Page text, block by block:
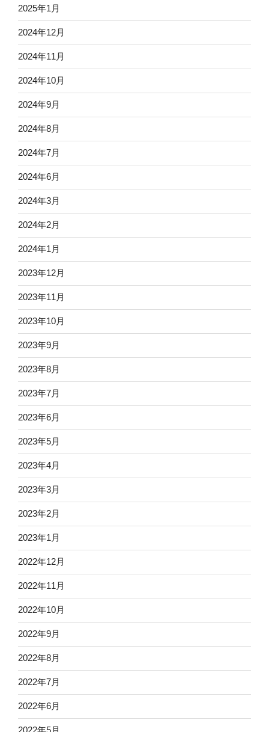
2025年1月
2024年12月
2024年11月
2024年10月
2024年9月
2024年8月
2024年7月
2024年6月
2024年3月
2024年2月
2024年1月
2023年12月
2023年11月
2023年10月
2023年9月
2023年8月
2023年7月
2023年6月
2023年5月
2023年4月
2023年3月
2023年2月
2023年1月
2022年12月
2022年11月
2022年10月
2022年9月
2022年8月
2022年7月
2022年6月
2022年5月